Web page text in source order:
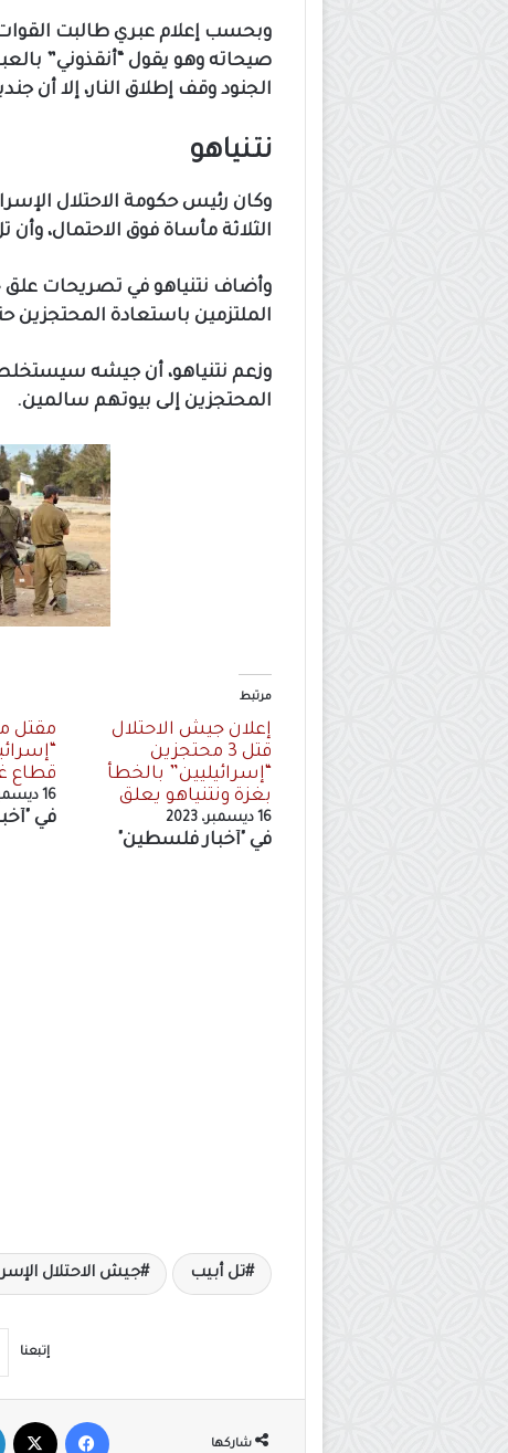
وبحسب إعلام عبري طالبت
صيحاته وهو يقول “أنقذوني”
الجنود وقف إطلاق النار، إلا أن
نتنياهو
وكان رئيس حكومة الاحتلال
الثلاثة مأساة فوق الاحتمال،
وأضاف نتنياهو في تصريحات علق
الملتزمين باستعادة المحتجزين
وزعم نتنياهو، أن جيشه
المحتجزين إلى بيوتهم سالمين.
مرتبط
إعلان جيش الاحتلال
قتل 3 محتجزين
“إسرائيليين” بالخطأ
بغزة ونتنياهو يعلق
16 ديسمبر، 2023
في "أخبار فلسطين"
مقتل
قطاع
16 ديسمبر، 2023
في
تل أبيب جيش الاحتلال
إتبعنا
شاركها